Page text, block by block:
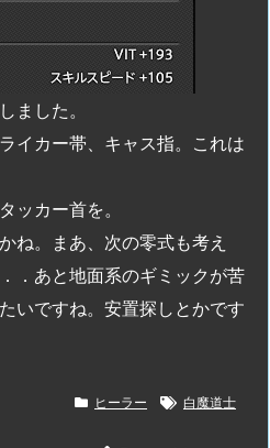
ました。
イカー帯、キャス指。これは
ッカー首を。
ね。まあ、次の零式も考え
．あと地面系のギミックが苦
いですね。安置探しとかです
ヒーラー 白魔道士